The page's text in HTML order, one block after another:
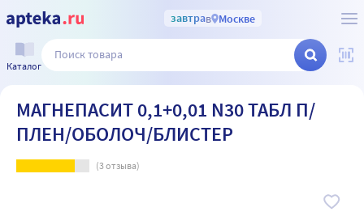
завтрав Москве
Каталог
МАГНЕПАСИТ 0,1+0,01 N30 ТАБЛ П/
ПЛЕН/ОБОЛОЧ/БЛИСТЕР
(3отзыва)